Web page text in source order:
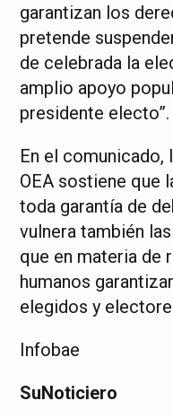
garantizan los
pretende
de celebrada la
amplio apoyo
presidente electo”.
En el comunicado,
OEA sostiene que
toda garantía de
vulnera también
que en materia de
humanos
elegidos y
Infobae
SuNoticiero